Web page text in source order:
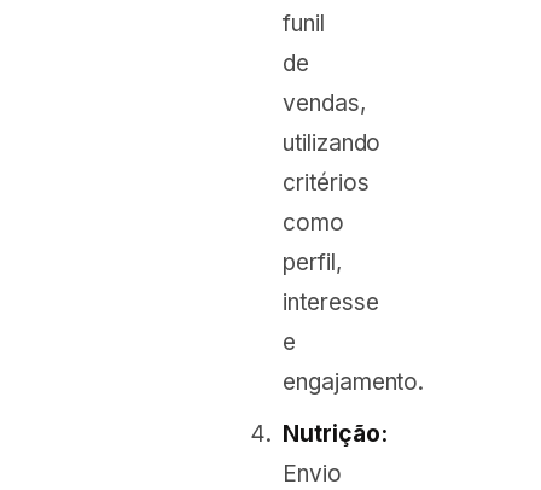
funil
de
vendas,
utilizando
critérios
como
perfil,
interesse
e
engajamento.
Nutrição:
Envio